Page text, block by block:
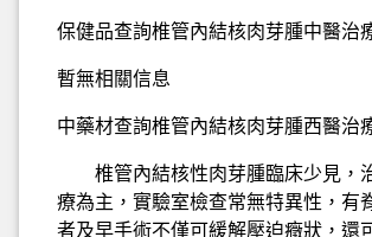
保健品查詢椎管內結核肉芽腫中醫治
暫無相關信息
中藥材查詢椎管內結核肉芽腫西醫治
椎管內結核性肉芽腫臨床少見，
療為主，實驗室檢查常無特異性，有
者及早手術不僅可緩解壓迫癥狀，還